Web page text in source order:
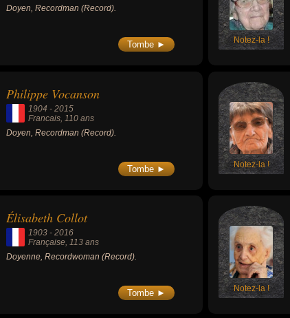
Doyen, Recordman (Record).
Tombe ► Notez-la !
Philippe Vocanson
1904 - 2015
Francais , 110 ans
Doyen, Recordman (Record).
Tombe ► Notez-la !
Élisabeth Collot
1903 - 2016
Française , 113 ans
Doyenne, Recordwoman (Record).
Tombe ► Notez-la !